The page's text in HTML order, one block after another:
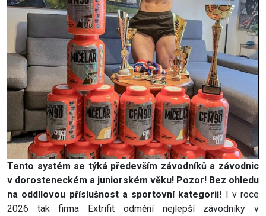
Tento systém se týká především závodníků a závodnic
v dorosteneckém a juniorském věku! Pozor! Bez ohledu
na oddílovou příslušnost a sportovní kategorii! I v roce
2026 tak firma Extrifit odmění nejlepší závodníky v